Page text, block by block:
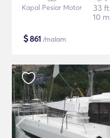
Kapal Pesiar Motor
33 ft
10 m
$861 /malam